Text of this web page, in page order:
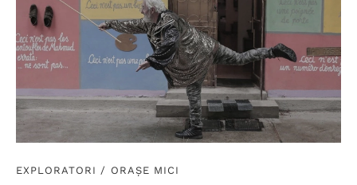
EXPLORATORI / ORAȘE MICI